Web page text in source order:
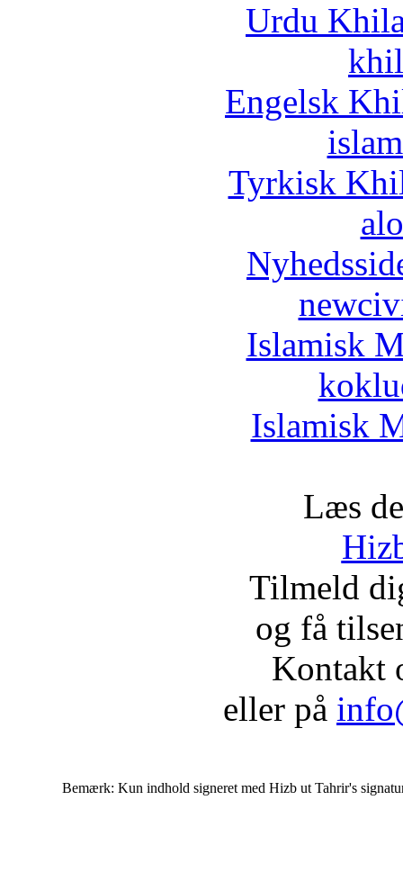
Urdu
Engelsk
Tyrkisk
Islamisk
Islamisk
Læs
Tilmeld
og få
Kontakt
eller på
Bemærk: Kun indhold signeret med Hizb ut Tahrir's